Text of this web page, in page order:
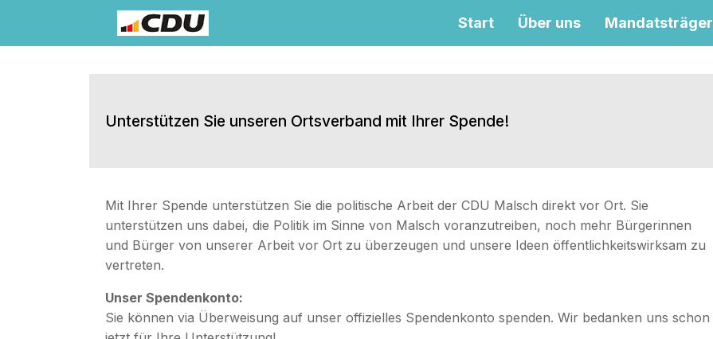
Start Über uns Mandatsträger
Unterstützen Sie unseren Ortsverband mit Ihrer Spende!
Mit Ihrer Spende unterstützen Sie die politische Arbeit der CDU Malsch direkt vor Ort. Sie
unterstützen uns dabei, die Politik im Sinne von Malsch voranzutreiben, noch mehr Bürgerinnen
und Bürger von unserer Arbeit vor Ort zu überzeugen und unsere Ideen öffentlichkeitswirksam zu
vertreten.
Unser Spendenkonto:
Sie können via Überweisung auf unser offizielles Spendenkonto spenden. Wir bedanken uns schon